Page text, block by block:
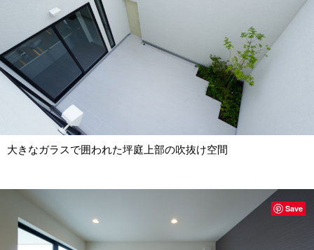
大きなガラスで囲われた坪庭上部の吹抜け空間
Save